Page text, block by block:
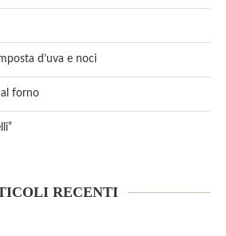
d’uva e noci
al forno
RECENTI